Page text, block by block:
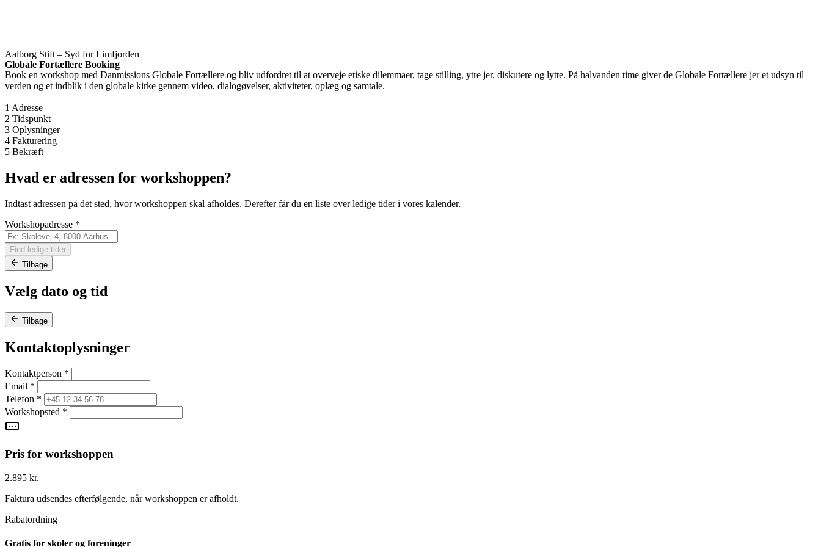
Aalborg Stift – Syd for Limfjorden
Globale Fortællere Booking
Book en workshop med Danmissions Globale Fortællere og bliv udfordret til at overveje etiske dilemmaer, tage stilling, ytre jer, diskutere og lytte. På halvanden time giver de Globale Fortællere jer et udsyn til
verden og et indblik i den globale kirke gennem video, dialogøvelser, aktiviteter, oplæg og samtale.
1 Adresse
2 Tidspunkt
3 Oplysninger
4 Fakturering
5 Bekræft
Hvad er adressen for workshoppen?
Indtast adressen på det sted, hvor workshoppen skal afholdes. Derefter får du en liste over ledige tider i vores kalender.
Workshopadresse *
Find ledige tider
Tilbage
Vælg dato og tid
Tilbage
Kontaktoplysninger
Kontaktperson *
Email *
Telefon *
Workshopsted *
Pris for workshoppen
2.895 kr.
Faktura udsendes efterfølgende, når workshoppen er afholdt.
Rabatordning
Gratis for skoler og foreninger